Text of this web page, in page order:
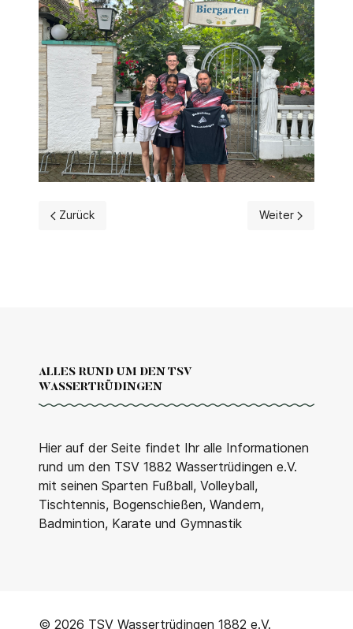
Vorheriger Beitrag: Saisonauftakt beim Badminton 🏸
Zurück Nächster
Weiter
ALLES RUND UM DEN TSV
WASSERTRÜDINGEN
Hier auf der Seite findet Ihr alle Informationen
rund um den TSV 1882 Wassertrüdingen e.V.
mit seinen Sparten Fußball, Volleyball,
Tischtennis, Bogenschießen, Wandern,
Badmintion, Karate und Gymnastik
© 2026 TSV Wassertrüdingen 1882 e.V.